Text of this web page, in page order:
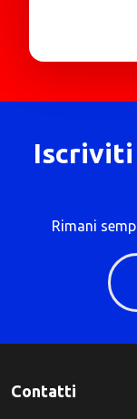
Iscriviti
Rimani
Contatti